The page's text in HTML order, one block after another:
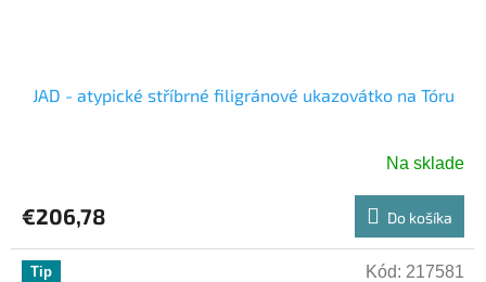
JAD - atypické stříbrné filigránové ukazovátko na Tóru
Na sklade
€206,78 Do košíka
Tip Kód: 217581